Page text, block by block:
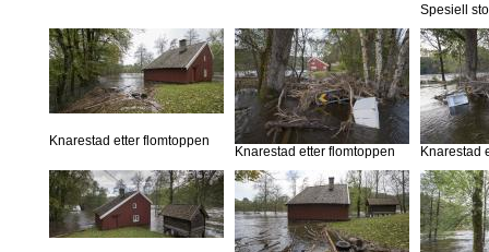
Spesiell
Knarestad etter flomtoppen
Knarestad etter flomtoppen Knarestad